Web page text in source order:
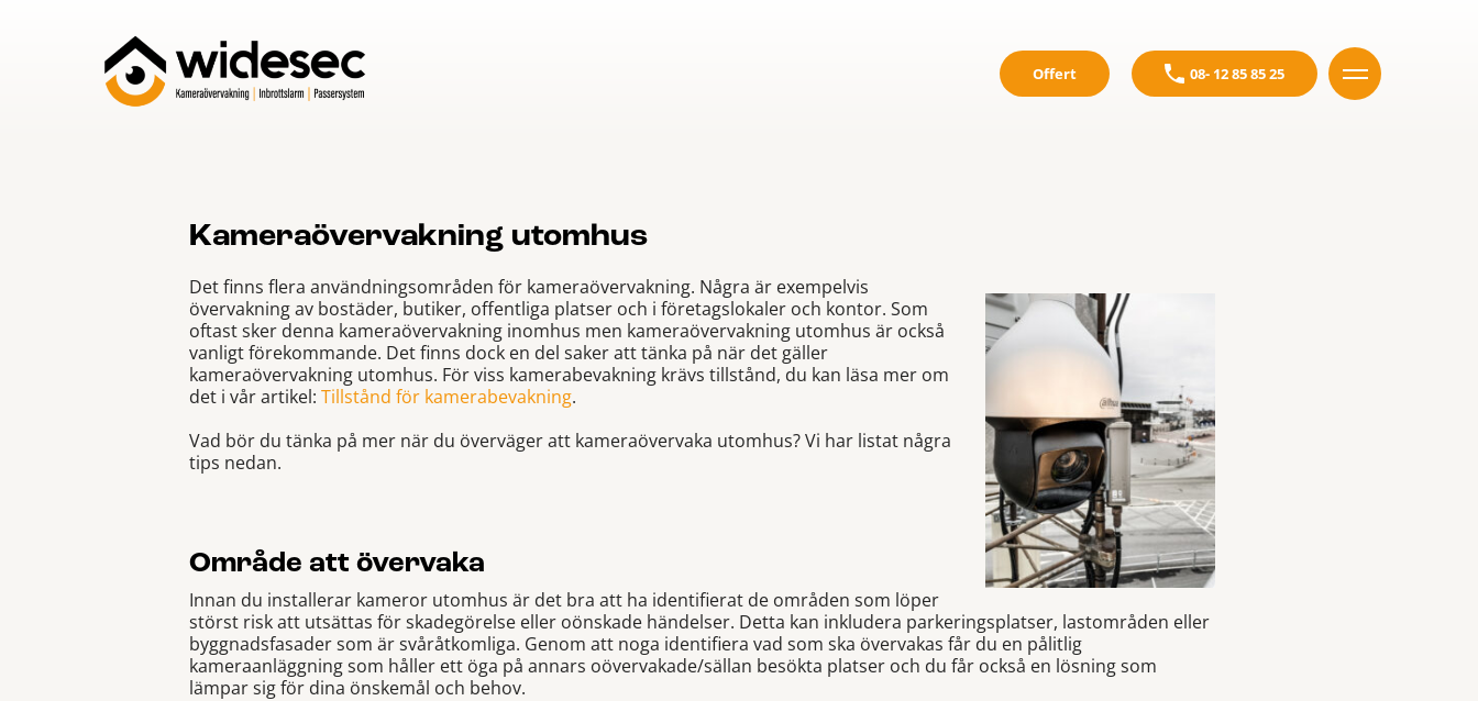
Offert 08- 12 85 85 25
Kameraövervakning utomhus
Det finns flera användningsområden för kameraövervakning. Några är exempelvis
övervakning av bostäder, butiker, offentliga platser och i företagslokaler och kontor. Som
oftast sker denna kameraövervakning inomhus men kameraövervakning utomhus är också
vanligt förekommande. Det finns dock en del saker att tänka på när det gäller
kameraövervakning utomhus. För viss kamerabevakning krävs tillstånd, du kan läsa mer om
det i vår artikel: Tillstånd för kamerabevakning.
Vad bör du tänka på mer när du överväger att kameraövervaka utomhus? Vi har listat några
tips nedan.
Område att övervaka
Innan du installerar kameror utomhus är det bra att ha identifierat de områden som löper
störst risk att utsättas för skadegörelse eller oönskade händelser. Detta kan inkludera parkeringsplatser, lastområden eller
byggnadsfasader som är svåråtkomliga. Genom att noga identifiera vad som ska övervakas får du en pålitlig
kameraanläggning som håller ett öga på annars oövervakade/sällan besökta platser och du får också en lösning som
lämpar sig för dina önskemål och behov.